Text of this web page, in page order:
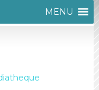
MENU